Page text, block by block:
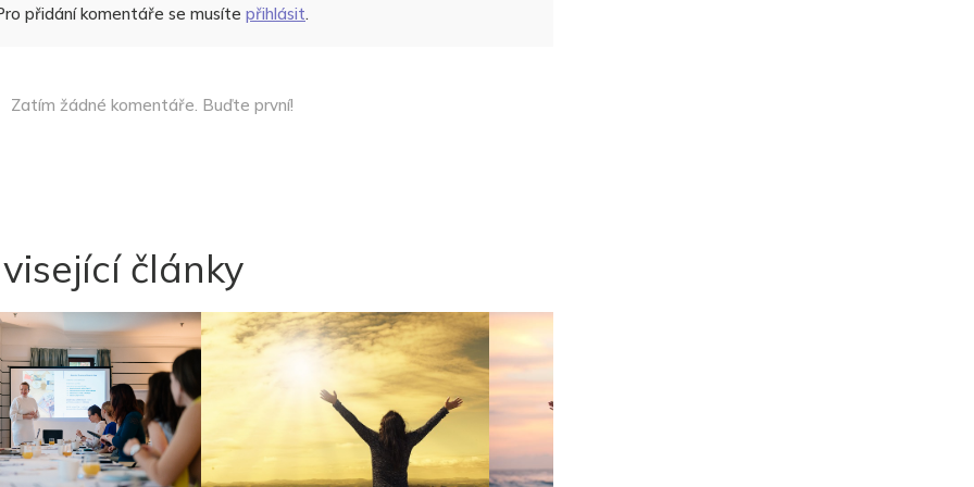
přidání komentáře se musíte přihlásit.
Zatím žádné komentáře. Buďte první!
články